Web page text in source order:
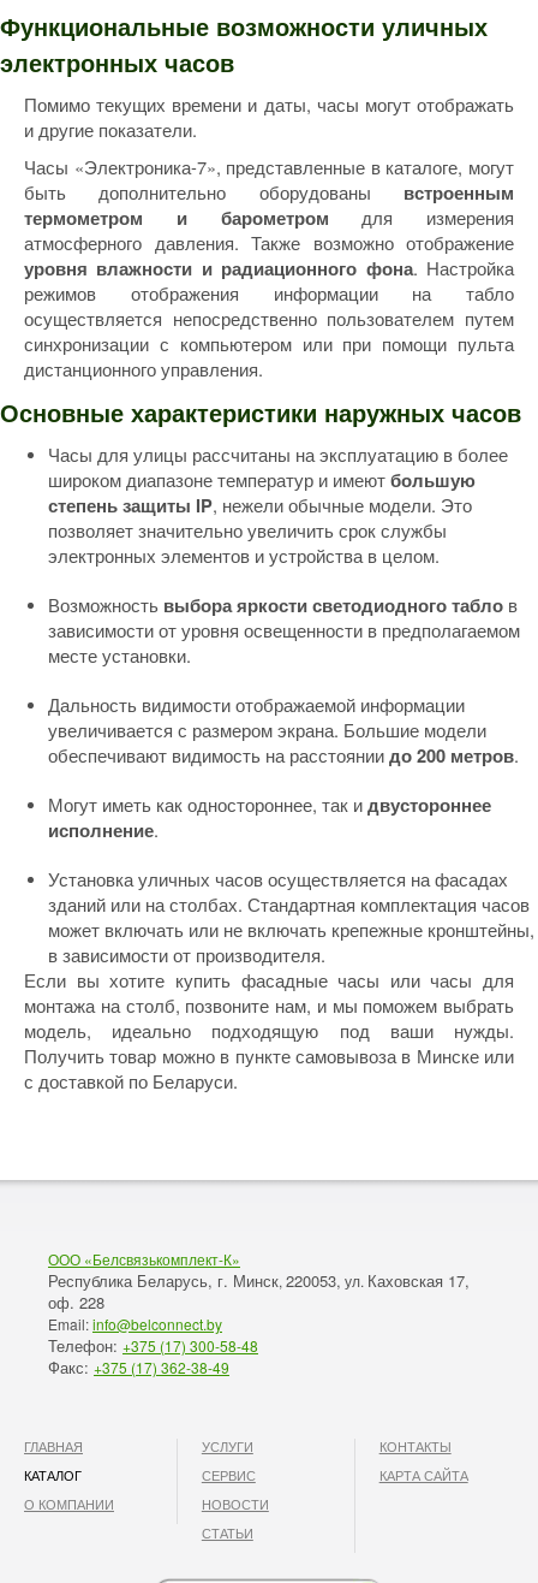
Функциональные возможности уличных
электронных часов
Помимо текущих времени и даты, часы могут отображать
и другие показатели.
Часы «Электроника-7», представленные в каталоге, могут
быть дополнительно оборудованы встроенным
термометром и барометром для измерения
атмосферного давления. Также возможно отображение
уровня влажности и радиационного фона. Настройка
режимов отображения информации на табло
осуществляется непосредственно пользователем путем
синхронизации с компьютером или при помощи пульта
дистанционного управления.
Основные характеристики наружных часов
Часы для улицы рассчитаны на эксплуатацию в более
широком диапазоне температур и имеютбольшую
степень защиты IP, нежели обычные модели. Это
позволяет значительно увеличить срок службы
электронных элементов и устройства в целом.
Возможность выбора яркости светодиодного табло в
зависимости от уровня освещенности в предполагаемом
месте установки.
Дальность видимости отображаемой информации
увеличивается с размером экрана. Большие модели
обеспечивают видимость на расстояниидо 200 метров.
Могут иметь как одностороннее, так идвустороннее
исполнение.
Установка уличных часов осуществляется на фасадах
зданий или на столбах. Стандартная комплектация часов
может включать или не включать крепежные кронштейны,
в зависимости от производителя.
Если вы хотите купить фасадные часы или часы для
монтажа на столб, позвоните нам, и мы поможем выбрать
модель, идеально подходящую под ваши нужды.
Получить товар можно в пункте самовывоза в Минске или
с доставкой по Беларуси.
ООО «Белсвязькомплект-К»
Республика Беларусь, г. Минск, 220053, ул. Каховская 17,
оф. 228
Email:info@belconnect.by
Телефон: +375 (17) 300-58-48
Факс: +375 (17) 362-38-49
ГЛАВНАЯ
КАТАЛОГ
О КОМПАНИИ
УСЛУГИ
СЕРВИС
НОВОСТИ
СТАТЬИ
КОНТАКТЫ
КАРТА САЙТА